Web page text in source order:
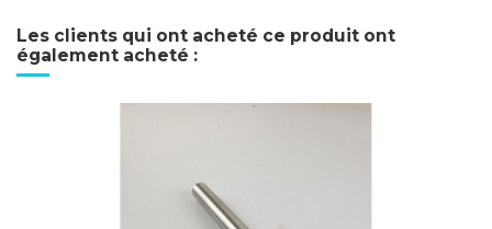
Les clients qui ont acheté ce produit ont
également acheté :